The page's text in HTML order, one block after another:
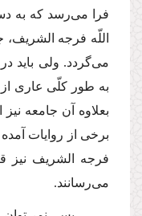
فرا مى‌رسد كه به
اللّه فرجه الشریف،
مى‌گردد. ولى باید
به طور كلّى عارى از
بعلاوه آن جامعه
برخى از روایات
فرجه الشریف نیز
مى‌رسانند.